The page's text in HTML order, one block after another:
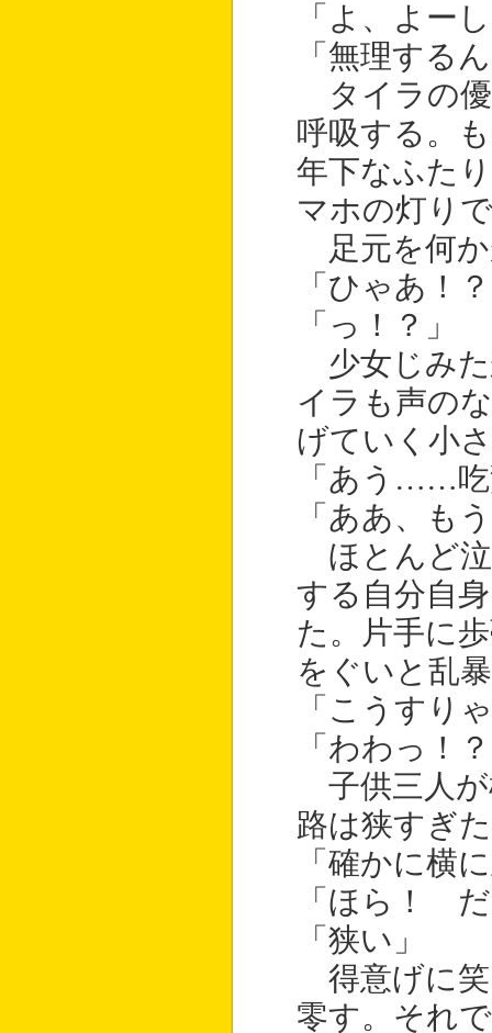
「よ、よー
「無理する
タイラの優
呼吸する。
年下なふた
マホの灯り
足元を何か
「ひゃあ！
「っ！？」
少女じみた
イラも声の
げていく小
「あう……
「ああ、も
ほとんど泣
する自分自
た。片手に
をぐいと乱
「こうすり
「わわっ！
子供三人が
路は狭すぎ
「確かに横
「ほら！
「狭い」
得意げに笑
零す。それ